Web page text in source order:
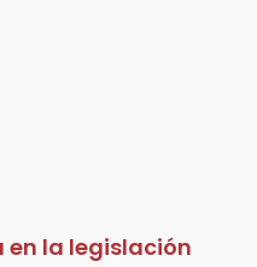
en la legislación